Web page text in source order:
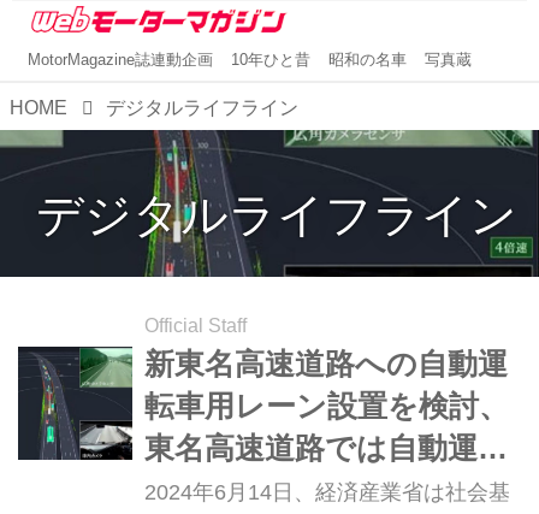
MotorMagazine誌連動企画 10年ひと昔 昭和の名車 写真蔵
HOME デジタルライフライン
デジタルライフライン
Official Staff
新東名高速道路への自動運
転車用レーン設置を検討、
東名高速道路では自動運転
トラックの運用実験も開
2024年6月14日、経済産業省は社会基